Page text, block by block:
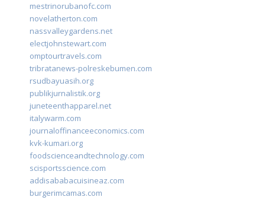
mestrinorubanofc.com
novelatherton.com
nassvalleygardens.net
electjohnstewart.com
omptourtravels.com
tribratanews-polreskebumen.com
rsudbayuasih.org
publikjurnalistik.org
juneteenthapparel.net
italywarm.com
journaloffinanceeconomics.com
kvk-kumari.org
foodscienceandtechnology.com
scisportsscience.com
addisababacuisineaz.com
burgerimcamas.com